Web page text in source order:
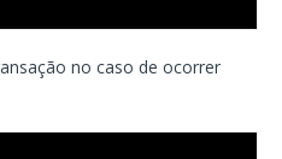
no caso de ocorrer